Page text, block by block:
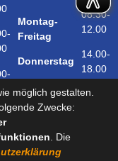
Montag-
Freitag
Donnerstag
08.30-
12.00
14.00-
18.00
möglich gestalten.
Zwecke:
. Die